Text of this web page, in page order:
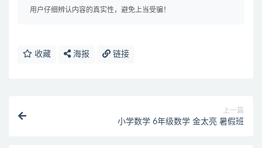
用户仔细辨认内容的真实性，避免上当受骗！
收藏 海报 链接
上一篇
小学数学 6年级数学 金太亮 暑假班